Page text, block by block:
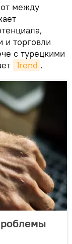
между
и торговли
с турецкими
Trend .